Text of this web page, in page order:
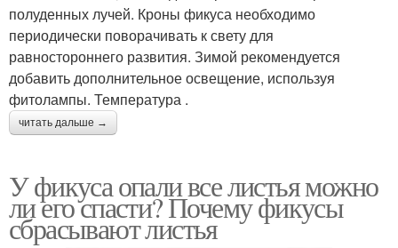
полуденных лучей. Кроны фикуса необходимо
периодически поворачивать к свету для
равностороннего развития. Зимой рекомендуется
добавить дополнительное освещение, используя
фитолампы. Температура .
читать дальше →
У фикуса опали все листья можно
ли его спасти? Почему фикусы
сбрасывают листья